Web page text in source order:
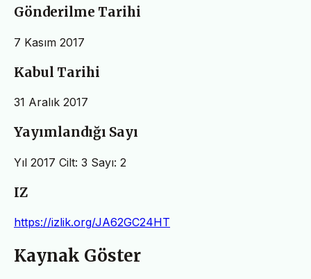
Gönderilme Tarihi
7 Kasım 2017
Kabul Tarihi
31 Aralık 2017
Yayımlandığı Sayı
Yıl 2017 Cilt: 3 Sayı: 2
IZ
https://izlik.org/JA62GC24HT
Kaynak Göster